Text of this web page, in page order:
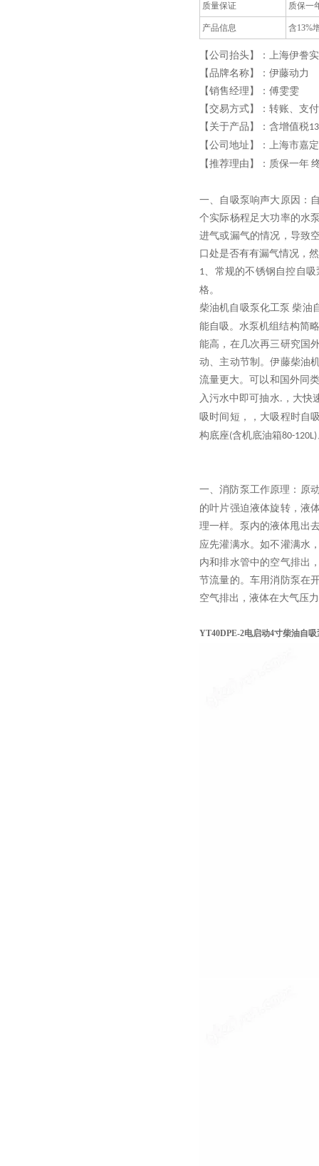
质量保证 质保一
产品信息 含13%
【公司抬头】：上海伊誊
【品牌名称】：伊藤动力
【销售经理】： 傅雯雯
【交易方式】： 转账、支
【关于产品】：含增值税13
【公司地址】：上海市嘉
【推荐理由】：质保一年
一、自吸泵响声大原因：
个实际杨程足大功率的水
进气或漏气的情况，导致
口处是否有有漏气情况，
1、常规的不锈钢自控自
格。
柴油机自吸泵化工泵 柴油
能自吸。水泵机组结构简
能高，在几次再三研究国
动、主动节制。伊藤柴油
流量更大。可以和国外同
入污水中即可抽水. ，大快
吸时间短，，大吸程时自
构底座(含机底油箱80-120L)
一、消防泵工作原理：原
的叶片强迫液体旋转，液
理一样。泵内的液体甩出
应先灌满水。如不灌满水
内和排水管中的空气排出
节流量的。车用消防泵在
空气排出，液体在大气压
YT40DPE-2电启动4寸柴油自吸